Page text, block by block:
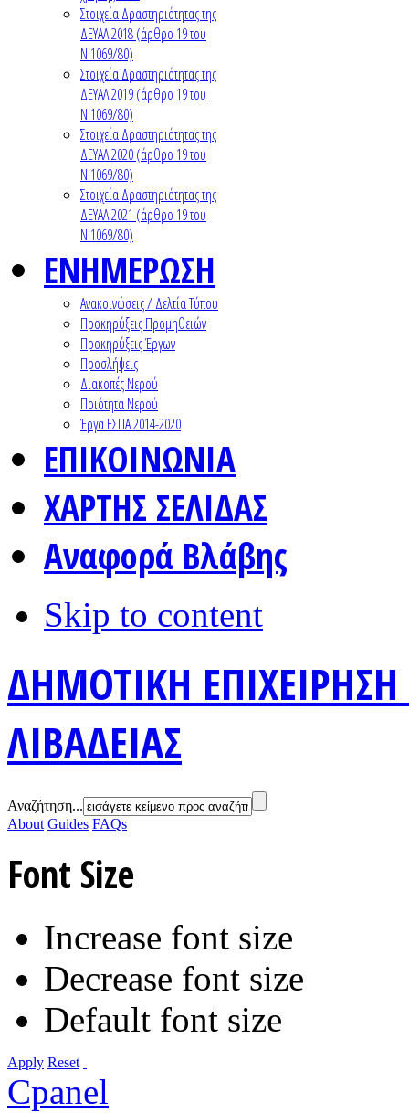
Στοιχεία Δραστηριότητας της
ΔΕΥΑΛ 2018 (άρθρο 19 του
Ν.1069/80)
Στοιχεία Δραστηριότητας της
ΔΕΥΑΛ 2019 (άρθρο 19 του
Ν.1069/80)
Στοιχεία Δραστηριότητας της
ΔΕΥΑΛ 2020 (άρθρο 19 του
Ν.1069/80)
Στοιχεία Δραστηριότητας της
ΔΕΥΑΛ 2021 (άρθρο 19 του
Ν.1069/80)
ΕΝΗΜΕΡΩΣΗ
Ανακοινώσεις / Δελτία Τύπου
Προκηρύξεις Προμηθειών
Προκηρύξεις Έργων
Προσλήψεις
Διακοπές Νερού
Ποιότητα Νερού
Έργα ΕΣΠΑ 2014-2020
ΕΠΙΚΟΙΝΩΝΙΑ
ΧΑΡΤΗΣ ΣΕΛΙΔΑΣ
Αναφορά Βλάβης
Skip to content
ΔΗΜΟΤΙΚΗ
ΛΙΒΑΔΕΙΑΣ
Αναζήτηση...
About Guides FAQs
Font Size
Increase font size
Decrease font size
Default font size
Apply Reset
Cpanel